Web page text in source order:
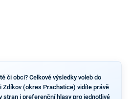
či obci? Celkové výsledky voleb do
Zdíkov (okres Prachatice) vidíte právě
stran i preferenční hlasy pro jednotlivé